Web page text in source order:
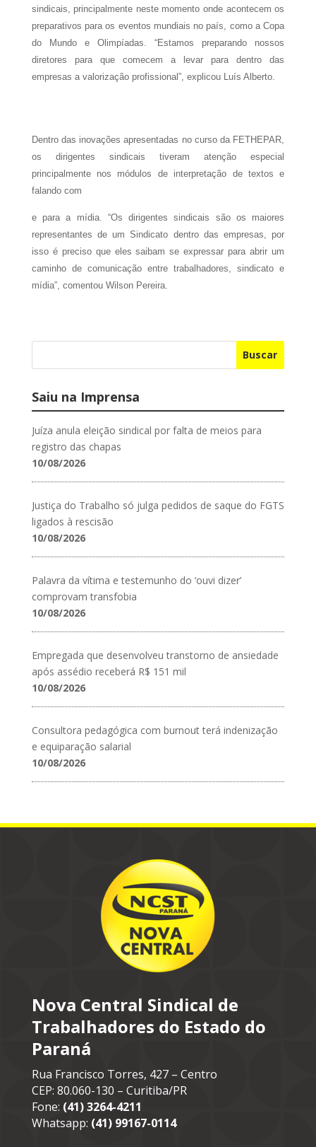
sindicais, principalmente neste momento onde acontecem os
preparativos para os eventos mundiais no país, como a Copa
do Mundo e Olimpíadas. “Estamos preparando nossos
diretores para que comecem a levar para dentro das
empresas a valorização profissional”, explicou Luís Alberto.
Dentro das inovações apresentadas no curso da FETHEPAR,
os dirigentes sindicais tiveram atenção especial
principalmente nos módulos de interpretação de textos e
falando com
e para a mídia. “Os dirigentes sindicais são os maiores
representantes de um Sindicato dentro das empresas, por
isso é preciso que eles saibam se expressar para abrir um
caminho de comunicação entre trabalhadores, sindicato e
mídia”, comentou Wilson Pereira.
Buscar
Saiu na Imprensa
Juíza anula eleição sindical por falta de meios para
registro das chapas
10/08/2026
Justiça do Trabalho só julga pedidos de saque do FGTS
ligados à rescisão
10/08/2026
Palavra da vítima e testemunho do ‘ouvi dizer’
comprovam transfobia
10/08/2026
Empregada que desenvolveu transtorno de ansiedade
após assédio receberá R$ 151 mil
10/08/2026
Consultora pedagógica com burnout terá indenização
e equiparação salarial
10/08/2026
Nova Central Sindical de
Trabalhadores do Estado do
Paraná
Rua Francisco Torres, 427 – Centro
CEP: 80.060-130 – Curitiba/PR
Fone: (41) 3264-4211
Whatsapp: (41) 99167-0114